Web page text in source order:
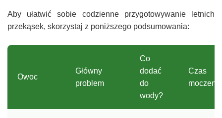
Aby ułatwić sobie codzienne przygotowywanie letnich
przekąsek, skorzystaj z poniższego podsumowania:
Owoc
Główny
problem
Co
dodać
do
wody?
Czas
moczenia